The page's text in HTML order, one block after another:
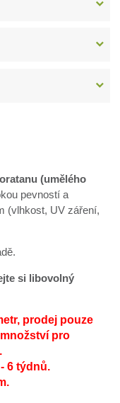
(umělého
pevností a
(vlhkost, UV záření,
si libovolný
prodej pouze
pro
6 týdnů.